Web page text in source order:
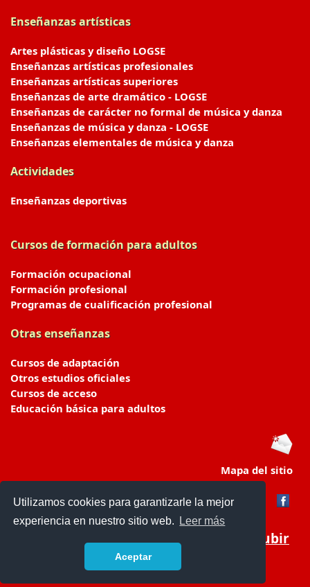
Utilizamos cookies para garantizarle la mejor
experiencia en nuestro sitio web.
Leer más
Aceptar
Enseñanzas artísticas
Artes plásticas y diseño LOGSE
Enseñanzas artísticas profesionales
Enseñanzas artísticas superiores
Enseñanzas de arte dramático - LOGSE
Enseñanzas de carácter no formal de música y danza
Enseñanzas de música y danza - LOGSE
Enseñanzas elementales de música y danza
Actividades
Enseñanzas deportivas
Cursos de formación para adultos
Formación ocupacional
Formación profesional
Programas de cualificación profesional
Otras enseñanzas
Cursos de adaptación
Otros estudios oficiales
Cursos de acceso
Educación básica para adultos
Mapa del sitio
Subir